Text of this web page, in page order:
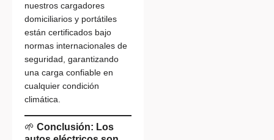
nuestros cargadores
domiciliarios y portátiles
están certificados bajo
normas internacionales de
seguridad, garantizando
una carga confiable en
cualquier condición
climática.
🌱 Conclusión: Los